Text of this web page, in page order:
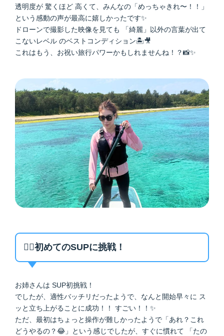
透明度が 驚くほど 高くて、みんなの「めっちゃきれ〜！！」
という感動の声が最高に嬉しかったです✨
ドローンで撮影した映像を見ても 「綺麗」以外の言葉が出て
こないレベル のベストコンディション🏝️🎥
これはもう、お祝い旅行パワーかもしれませんね！？📸✨
🏄‍♀️初めてのSUPに挑戦！
お姉さんは SUP初挑戦！
でしたが、適性バッチリだったようで、なんと開始早々に ス
ッと立ち上がることに成功！！ すごい！！✨
ただ、最初はちょっと操作が難しかったようで「あれ？これ
どうやるの？😂」という感じでしたが、すぐに慣れて 「たの